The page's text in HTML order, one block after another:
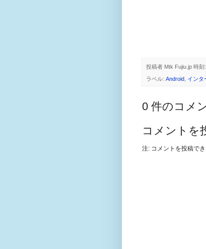
投稿者 Mtk Fujiu.jp 時刻:
ラベル: Android, インタ
0 件のコメ
コメントを
注: コメントを投稿で